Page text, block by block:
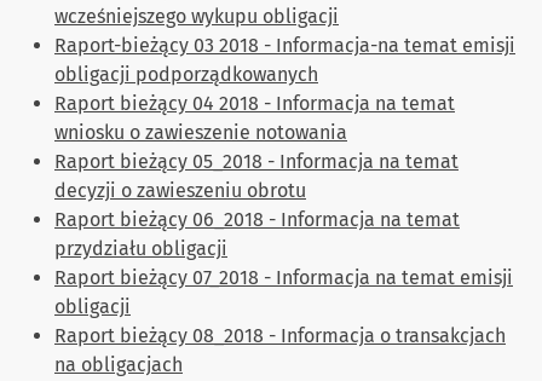
wcześniejszego wykupu obligacji
Raport-bieżący 03 2018 - Informacja-na temat emisji
obligacji podporządkowanych
Raport bieżący 04 2018 - Informacja na temat
wniosku o zawieszenie notowania
Raport bieżący 05_2018 - Informacja na temat
decyzji o zawieszeniu obrotu
Raport bieżący 06_2018 - Informacja na temat
przydziału obligacji
Raport bieżący 07_2018 - Informacja na temat emisji
obligacji
Raport bieżący 08_2018 - Informacja o transakcjach
na obligacjach